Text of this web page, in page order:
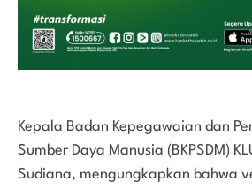
Kepala Badan Kepegawaian dan
Sumber Daya Manusia (BKPSDM)
Sudiana, mengungkapkan bahwa